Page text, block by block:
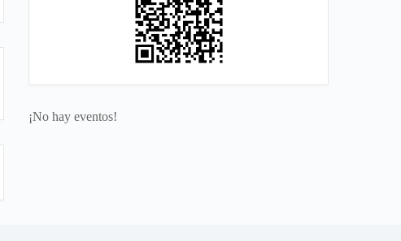
¡No hay eventos!